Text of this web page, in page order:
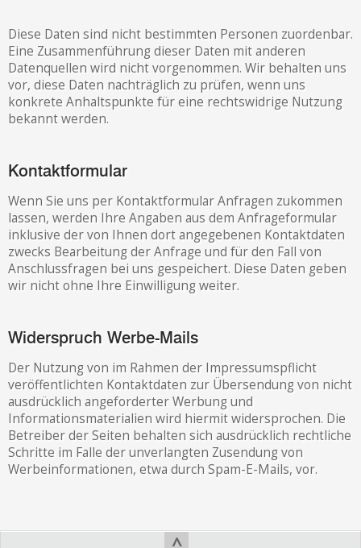
Diese Daten sind nicht bestimmten Personen zuordenbar.
Eine Zusammenführung dieser Daten mit anderen
Datenquellen wird nicht vorgenommen. Wir behalten uns
vor, diese Daten nachträglich zu prüfen, wenn uns
konkrete Anhaltspunkte für eine rechtswidrige Nutzung
bekannt werden.
Kontaktformular
Wenn Sie uns per Kontaktformular Anfragen zukommen
lassen, werden Ihre Angaben aus dem Anfrageformular
inklusive der von Ihnen dort angegebenen Kontaktdaten
zwecks Bearbeitung der Anfrage und für den Fall von
Anschlussfragen bei uns gespeichert. Diese Daten geben
wir nicht ohne Ihre Einwilligung weiter.
Widerspruch Werbe-Mails
Der Nutzung von im Rahmen der Impressumspflicht
veröffentlichten Kontaktdaten zur Übersendung von nicht
ausdrücklich angeforderter Werbung und
Informationsmaterialien wird hiermit widersprochen. Die
Betreiber der Seiten behalten sich ausdrücklich rechtliche
Schritte im Falle der unverlangten Zusendung von
Werbeinformationen, etwa durch Spam-E-Mails, vor.